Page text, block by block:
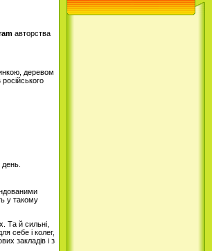
авторства
деревом
день.
у такому
Та й сильні,
себе і колег,
закладів і з